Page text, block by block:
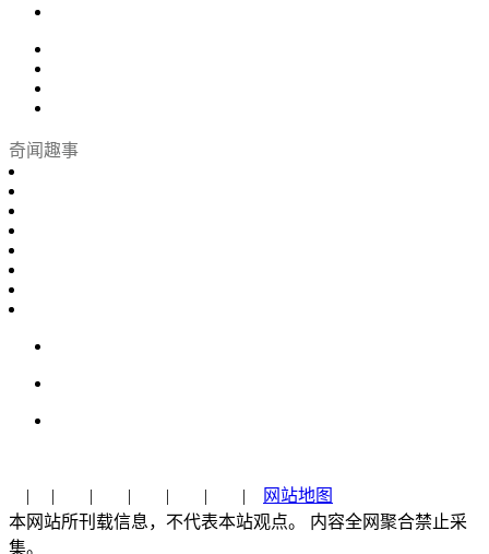
奇闻趣事
| | | | | | |
网站地图
本网站所刊载信息，不代表本站观点。 内容全网聚合禁止采
集。